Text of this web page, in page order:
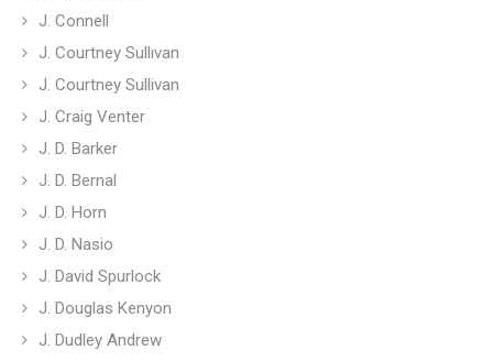
J. Connell
J. Courtney Sullıvan
J. Courtney Sullivan
J. Craig Venter
J. D. Barker
J. D. Bernal
J. D. Horn
J. D. Nasio
J. David Spurlock
J. Douglas Kenyon
J. Dudley Andrew